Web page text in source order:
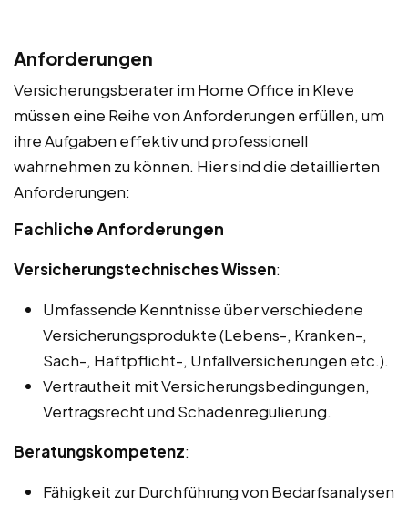
Anforderungen
Versicherungsberater im Home Office in Kleve
müssen eine Reihe von Anforderungen erfüllen, um
ihre Aufgaben effektiv und professionell
wahrnehmen zu können. Hier sind die detaillierten
Anforderungen:
Fachliche Anforderungen
Versicherungstechnisches Wissen:
Umfassende Kenntnisse über verschiedene
Versicherungsprodukte (Lebens-, Kranken-,
Sach-, Haftpflicht-, Unfallversicherungen etc.).
Vertrautheit mit Versicherungsbedingungen,
Vertragsrecht und Schadenregulierung.
Beratungskompetenz:
Fähigkeit zur Durchführung von Bedarfsanalysen